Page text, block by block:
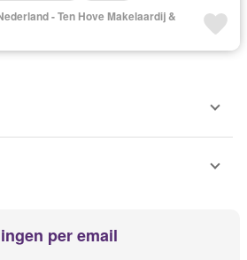
- Ten Hove Makelaardij &
per email